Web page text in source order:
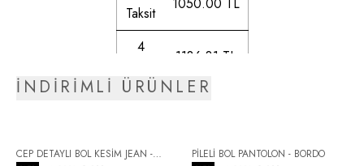
Taksit
4
1186.31 TL
6
1235.15 TL
İNDİRİMLİ ÜRÜNLER
CEP DETAYLI BOL KESİM JEAN -
PİLELİ BOL PANTOLON - BORDO